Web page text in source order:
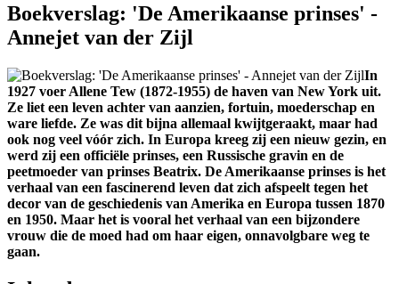
Boekverslag: 'De Amerikaanse prinses' -
Annejet van der Zijl
In
1927 voer Allene Tew (1872-1955) de haven van New York uit.
Ze liet een leven achter van aanzien, fortuin, moederschap en
ware liefde. Ze was dit bijna allemaal kwijtgeraakt, maar had
ook nog veel vóór zich. In Europa kreeg zij een nieuw gezin, en
werd zij een officiële prinses, een Russische gravin en de
peetmoeder van prinses Beatrix. De Amerikaanse prinses is het
verhaal van een fascinerend leven dat zich afspeelt tegen het
decor van de geschiedenis van Amerika en Europa tussen 1870
en 1950. Maar het is vooral het verhaal van een bijzondere
vrouw die de moed had om haar eigen, onnavolgbare weg te
gaan.